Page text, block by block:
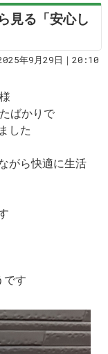
見る「安心し
年9月29日｜20:10
ばかりで
した
がら快適に生活
です